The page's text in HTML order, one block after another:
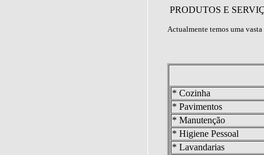
PRODUTOS E
Actualmente temos uma
* Cozinha
* Pavimentos
* Manutenção
* Higiene Pessoal
* Lavandarias